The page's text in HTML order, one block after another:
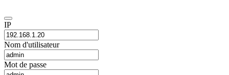
IP
Nom d'utilisateur
Mot de passe